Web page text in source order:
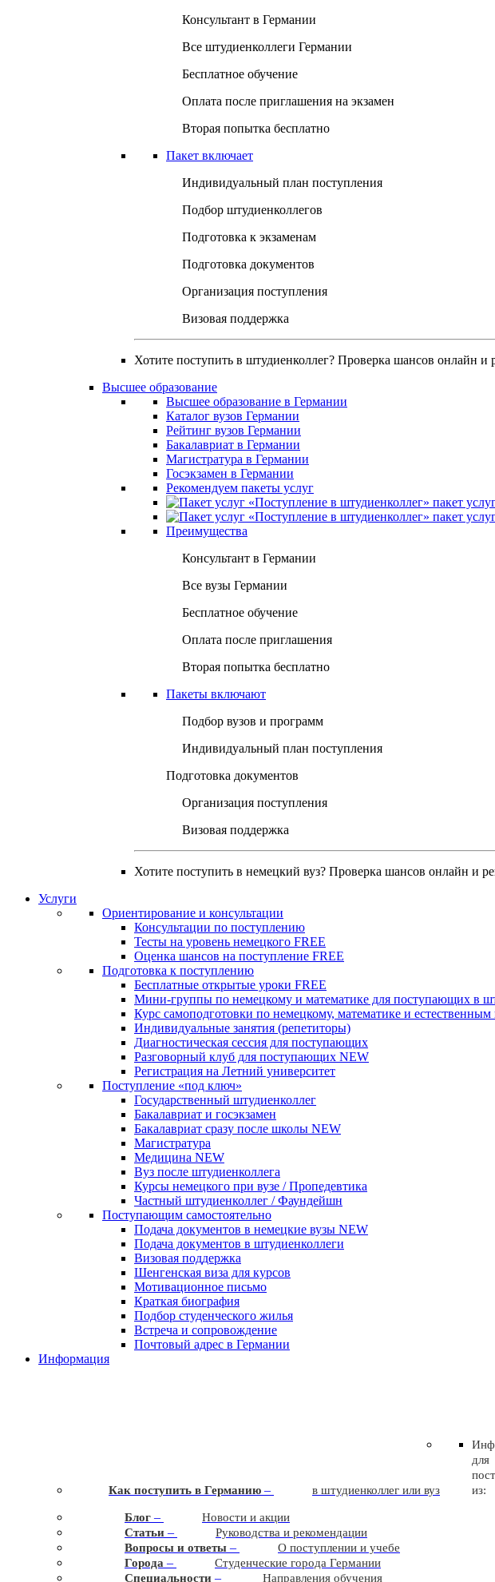
Консультант в Германии
Все штудиенколлеги Германии
Бесплатное обучение
Оплата после приглашения на экзамен
Вторая попытка бесплатно
Пакет включает
Индивидуальный план поступления
Подбор штудиенколлегов
Подготовка к экзаменам
Подготовка документов
Организация поступления
Визовая поддержка
Хотите поступить в штудиенколлег? Проверка шансов онлайн и
Высшее образование
Высшее образование в Германии
Каталог вузов Германии
Рейтинг вузов Германии
Бакалавриат в Германии
Магистратура в Германии
Госэкзамен в Германии
Рекомендуем пакеты услуг
Преимущества
Консультант в Германии
Все вузы Германии
Бесплатное обучение
Оплата после приглашения
Вторая попытка бесплатно
Пакеты включают
Подбор вузов и программ
Индивидуальный план поступления
Подготовка документов
Организация поступления
Визовая поддержка
Хотите поступить в немецкий вуз? Проверка шансов онлайн и
Услуги
Ориентирование и консультации
Консультации по поступлению
Тесты на уровень немецкого FREE
Оценка шансов на поступление FREE
Подготовка к поступлению
Бесплатные открытые уроки FREE
Мини-группы по немецкому и математике для поступающих в
Курс самоподготовки по немецкому, математике и
Индивидуальные занятия (репетиторы)
Диагностическая сессия для поступающих
Разговорный клуб для поступающих NEW
Регистрация на Летний университет
Поступление «под ключ»
Государственный штудиенколлег
Бакалавриат и госэкзамен
Бакалавриат сразу после школы NEW
Магистратура
Медицина NEW
Вуз после штудиенколлега
Курсы немецкого при вузе / Пропедевтика
Частный штудиенколлег / Фаундейшн
Поступающим самостоятельно
Подача документов в немецкие вузы NEW
Подача документов в штудиенколлеги
Визовая поддержка
Шенгенская виза для курсов
Мотивационное письмо
Краткая биография
Подбор студенческого жилья
Встреча и сопровождение
Почтовый адрес в Германии
Информация
Как поступить в Германию – в штудиенколлег или вуз
для
из:
Блог –
Новости и акции
Статьи –
Руководства и рекомендации
Вопросы и ответы –
О поступлении и учебе
Города –
Студенческие города Германии
Cпециальности –
Направления обучения